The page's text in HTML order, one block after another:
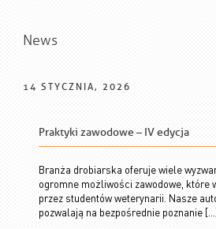
News
14 STYCZNIA, 2026
Praktyki zawodowe – IV edycja
Branża drobiarska oferuje wiele
ogromne możliwości zawodowe, które
przez studentów weterynarii. Nasze
pozwalają na bezpośrednie poznanie